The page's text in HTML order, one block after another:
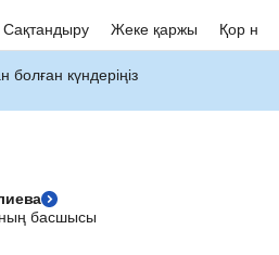
Сақтандыру Жеке қаржы Қор
болған күндеріңіз
басшысы